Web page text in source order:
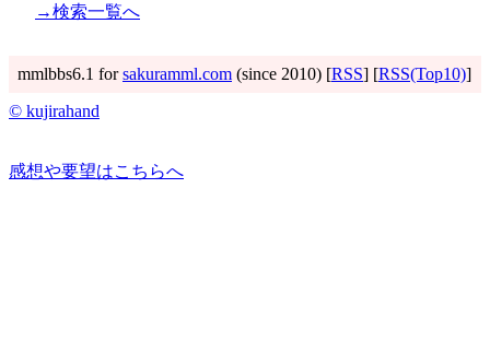
→検索一覧へ
mmlbbs6.1 forsakuramml.com (since 2010) [RSS] [RSS(Top10)]
© kujirahand
感想や要望はこちらへ